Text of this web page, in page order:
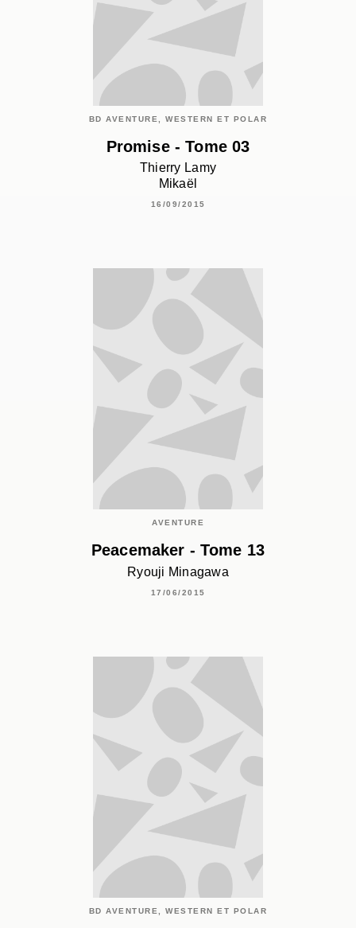
BD AVENTURE, WESTERN ET POLAR
Promise - Tome 03
Thierry Lamy
Mikaël
16/09/2015
AVENTURE
Peacemaker - Tome 13
Ryouji Minagawa
17/06/2015
BD AVENTURE, WESTERN ET POLAR